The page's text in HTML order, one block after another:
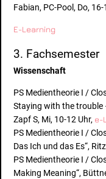
Fabian, PC-Pool, Do,
E-Learning
3. Fachsemester
Wissenschaft
PS Medientheorie I /
Staying with the trouble
Zapf S, Mi, 10-12 Uhr, e-
PS Medientheorie I /
Das Ich und das Es“,
PS Medientheorie I /
Making Meaning“,